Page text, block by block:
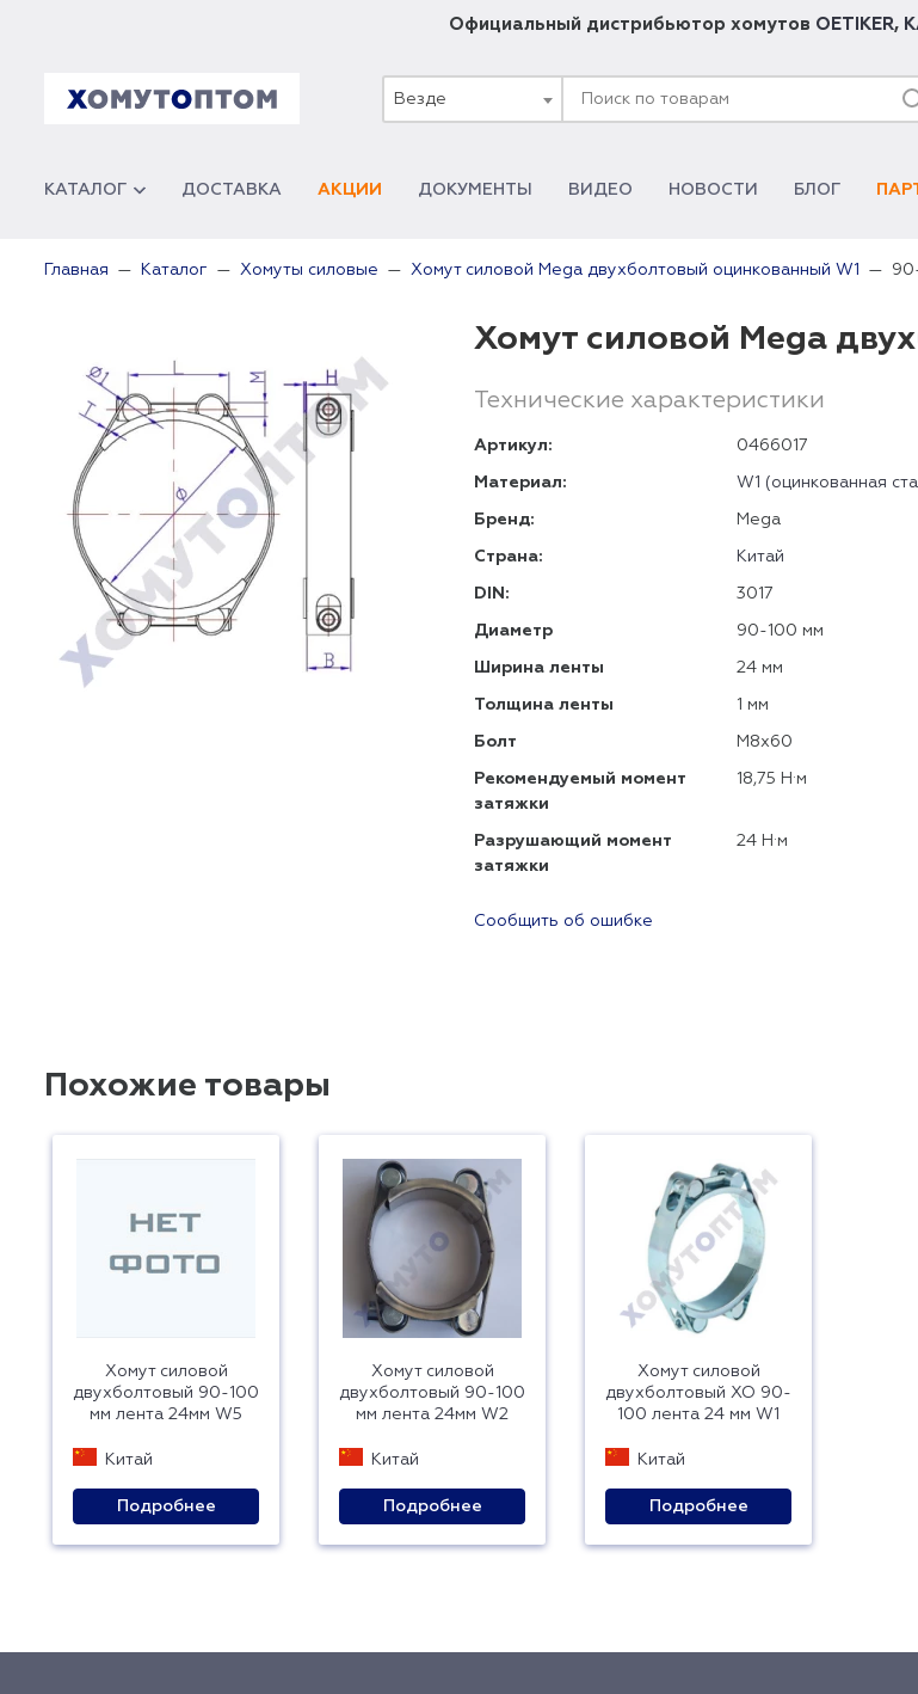
Официальный дистрибьютор хомутов OETIKER,
Везде
КАТАЛОГ ДОСТАВКА АКЦИИ ДОКУМЕНТЫ ВИДЕО НОВОСТИ БЛОГ
Главная Каталог Хомуты силовые Хомут силовой Mega двухболтовый оцинкованный W1
Хомут силовой Mega
Технические характеристики
Артикул: 0466017
Материал: W1 (оцинкованная
Бренд: Mega
Страна: Китай
DIN: 3017
Диаметр 90-100 мм
Ширина ленты 24 мм
Толщина ленты 1 мм
Болт М8х60
Рекомендуемый момент
затяжки
18,75 Н·м
Разрушающий момент
затяжки
24 Н·м
Сообщить об ошибке
Похожие товары
Хомут силовой
двухболтовый 90-100
мм лента 24мм W5
Китай
Подробнее
Хомут силовой
двухболтовый 90-100
мм лента 24мм W2
Китай
Подробнее
Хомут силовой
двухболтовый ХО 90-
100 лента 24 мм W1
Китай
Подробнее